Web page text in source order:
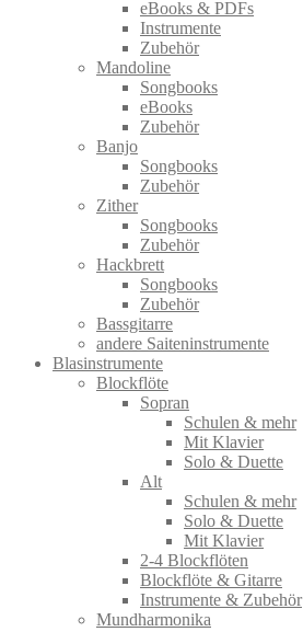
eBooks & PDFs
Instrumente
Zubehör
Mandoline
Songbooks
eBooks
Zubehör
Banjo
Songbooks
Zubehör
Zither
Songbooks
Zubehör
Hackbrett
Songbooks
Zubehör
Bassgitarre
andere Saiteninstrumente
Blasinstrumente
Blockflöte
Sopran
Schulen & mehr
Mit Klavier
Solo & Duette
Alt
Schulen & mehr
Solo & Duette
Mit Klavier
2-4 Blockflöten
Blockflöte & Gitarre
Instrumente & Zubehör
Mundharmonika